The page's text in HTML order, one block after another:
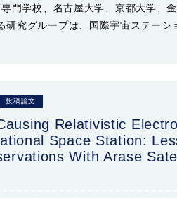
専門学校、名古屋大学、京都大学、
研究グループは、国際宇宙ステーシ
投稿論文
Relativistic
Space Station:
With Arase